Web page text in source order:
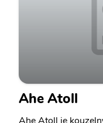
Ahe Atoll